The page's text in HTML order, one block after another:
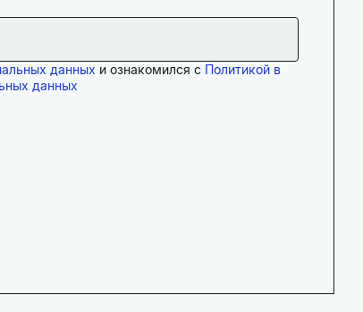
данных и ознакомился с Политикой в
данных